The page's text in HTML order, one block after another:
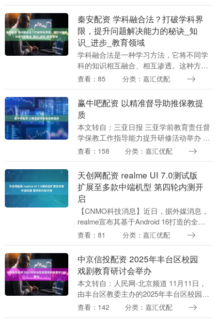
秦安配资 学科融合法？打破学科界
限，提升问题解决能力的秘诀_知
识_进步_教育领域
学科融合法是一种学习方法，它将不同学
科的知识相互融合、相互渗透。这种方法
打破了传统的学科界限，使得学习者能够
方式，学习者的复....
查看：85 分类：嘉汇优配
赢牛吧配资 以精准督导助推保教提
质
本文转自：三亚日报 三亚学前教育责任督
学保教工作指导能力提升研修活动举办 以
精准督导助推保教提质 本报讯（记者 胡拥
学保....
查看：158 分类：嘉汇优配
天创网配资 realme UI 7.0测试版
扩展至多款中端机型 第四轮内测开
启
【CNMO科技消息】近日，据外媒消息，
realme宣布其基于Android 16打造的全新
操作系统realme UI 7.0测试版正加速覆盖
查看：81 分类：嘉汇优配
中京信投配资 2025年丰台区校园
戏剧教育研讨会举办
本文转自：人民网-北京频道 11月11日，
由丰台区教委主办的2025年丰台区校园戏
剧教育研讨会暨戏剧教师工作坊启动仪
查看：142 分类：嘉汇优配